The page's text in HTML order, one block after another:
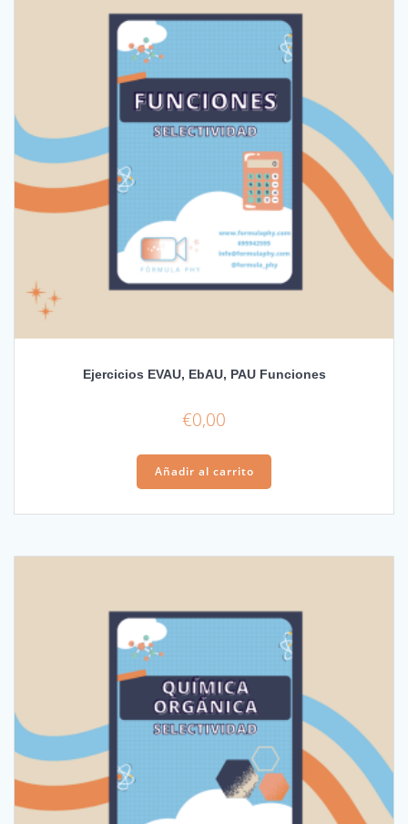
Ejercicios EVAU, EbAU, PAU Funciones
€0,00
Añadir al carrito